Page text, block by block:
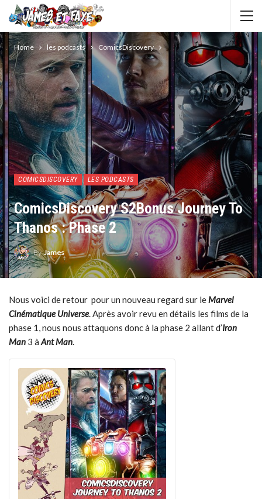
Home les podcasts ComicsDiscovery
COMICSDISCOVERY LES PODCASTS
ComicsDiscovery S2Bonus Journey To
Thanos : Phase 2
ByJames
Nous voici de retour pour un nouveau regard sur leMarvel
Cinématique Universe. Après avoir revu en détails les films de la
phase 1, nous nous attaquons donc à la phase 2 allant d’Iron
Man 3 à Ant Man.